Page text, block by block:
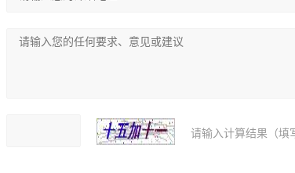
请输入计算结果（填